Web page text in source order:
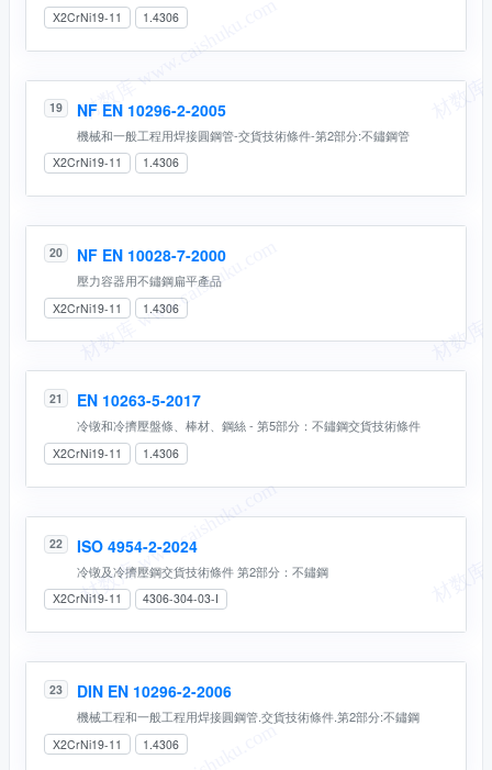
X2CrNi19-11 1.4306
19 NF EN 10296-2-2005
機械和一般工程用焊接圓鋼管-交貨技術條件-第2部分:不鏽鋼管
X2CrNi19-11 1.4306
20 NF EN 10028-7-2000
壓力容器用不鏽鋼扁平產品
X2CrNi19-11 1.4306
21 EN 10263-5-2017
冷镦和冷擠壓盤條、棒材、鋼絲 - 第5部分：不鏽鋼交貨技術條件
X2CrNi19-11 1.4306
22 ISO 4954-2-2024
冷镦及冷擠壓鋼交貨技術條件 第2部分：不鏽鋼
X2CrNi19-11 4306-304-03-I
23 DIN EN 10296-2-2006
機械工程和一般工程用焊接圓鋼管.交貨技術條件.第2部分:不鏽鋼
X2CrNi19-11 1.4306